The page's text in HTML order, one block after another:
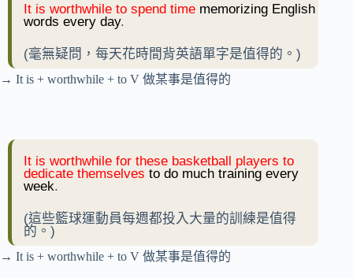
It is worthwhile to spend time memorizing English
words every day.
(毫無疑問，每天花時間背英語單字是值得的。)
→ It is + worthwhile + to V 做某事是值得的
It is worthwhile for these basketball players to
dedicate themselves to do much training every
week.
(這些籃球運動員每週都投入大量的訓練是值得
的。)
→ It is + worthwhile + to V 做某事是值得的